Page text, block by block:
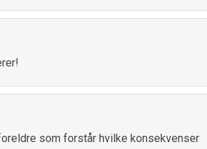
som forstår hvilke konsekvenser